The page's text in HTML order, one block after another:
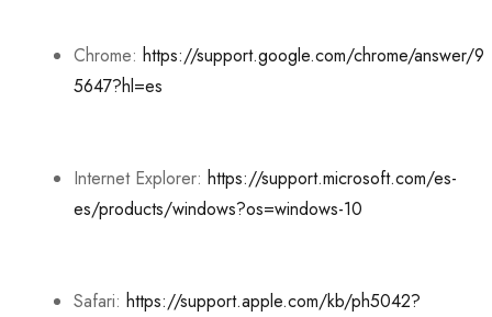
Chrome: https://support.google.com/chrome/answer/9
5647?hl=es
Internet Explorer: https://support.microsoft.com/es-
es/products/windows?os=windows-10
Safari: https://support.apple.com/kb/ph5042?